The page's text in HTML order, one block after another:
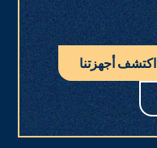
اكتشف أجهزتنا